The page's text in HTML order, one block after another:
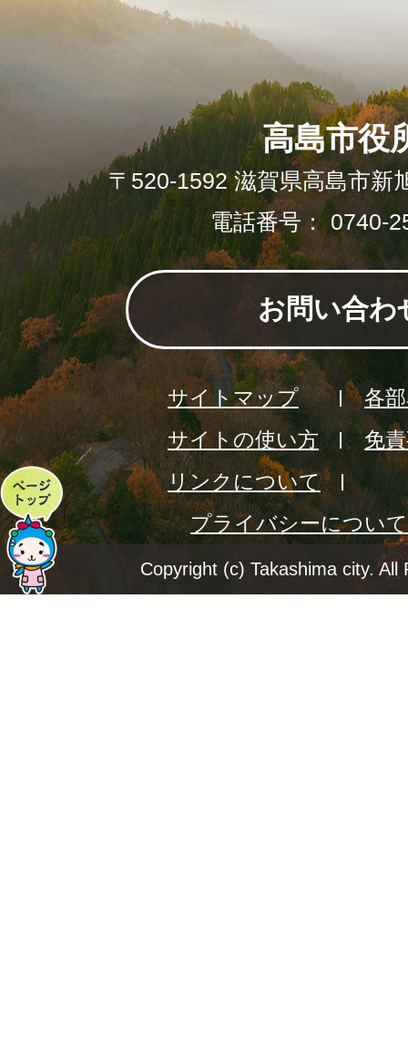
ペ
ー
ジ
高島市役
〒520-1592 滋賀県高島市新
電話番号： 0740-
お問い合わ
サイトマップ
各
サイトの使い方
免
リンクについて
プライバシーについて
Copyright (c) Takashima city. All